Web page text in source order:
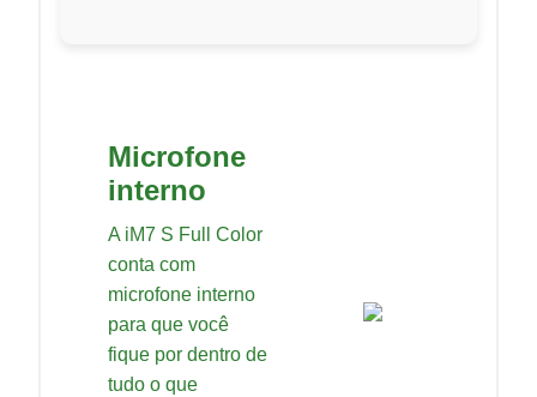
Microfone
interno
A iM7 S Full Color
conta com
microfone interno
para que você
fique por dentro de
tudo o que